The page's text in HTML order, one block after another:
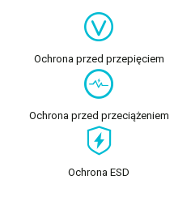
Ochrona przed przepięciem
Ochrona przed przeciążeniem
Ochrona ESD